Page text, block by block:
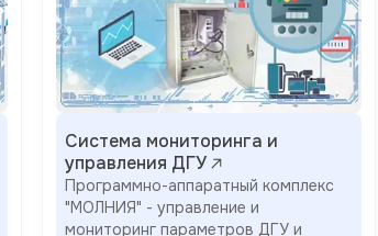
Система мониторинга и
управления ДГУ
Программно-аппаратный комплекс
"МОЛНИЯ" - управление и
мониторинг параметров ДГУ и